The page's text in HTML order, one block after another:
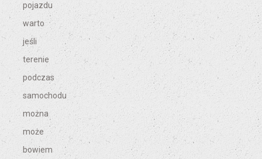
pojazdu
warto
jeśli
terenie
podczas
samochodu
można
może
bowiem